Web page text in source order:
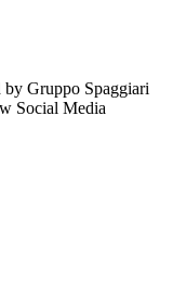
Gruppo Spaggiari
Social Media